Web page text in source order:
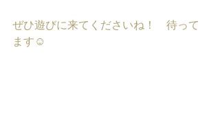
ぜひ遊びに来てくださいね！　待って
ます☺️